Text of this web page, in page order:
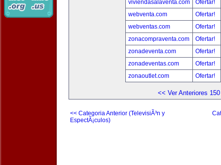
viviendasalaventa.com
Ofertar!
webventa.com
Ofertar!
webventas.com
Ofertar!
zonacompraventa.com
Ofertar!
zonadeventa.com
Ofertar!
zonadeventas.com
Ofertar!
zonaoutlet.com
Ofertar!
<< Ver Anteriores 150
<< Categoria Anterior (TelevisiÃ³n y
EspectÃ¡culos)